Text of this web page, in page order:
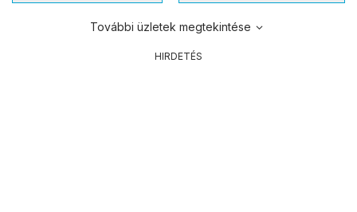
További üzletek megtekintése
HIRDETÉS